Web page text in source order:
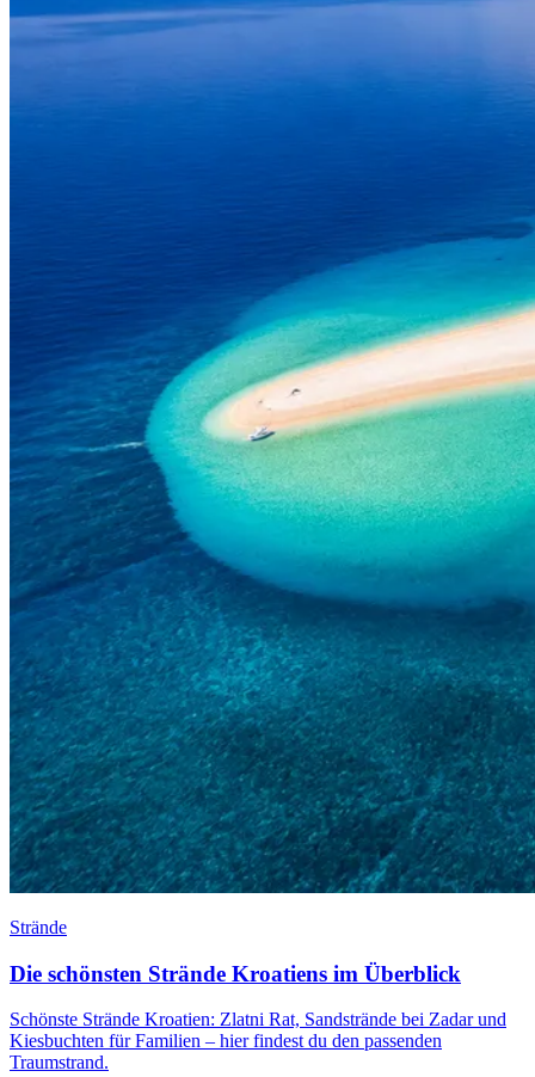
Strände
Die schönsten Strände Kroatiens im Überblick
Schönste Strände Kroatien: Zlatni Rat, Sandstrände bei Zadar und
Kiesbuchten für Familien – hier findest du den passenden
Traumstrand.